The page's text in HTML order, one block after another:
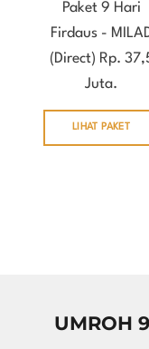
Paket 9 Hari
Firdaus -
(Direct) Rp.
Juta.
LIHAT PAKET
UMROH